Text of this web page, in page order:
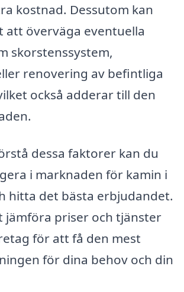
kostnad. Dessutom kan
att överväga eventuella
skorstenssystem,
renovering av befintliga
också adderar till den
dessa faktorer kan du
i marknaden för kamin i
hitta det bästa erbjudandet.
jämföra priser och tjänster
för att få den mest
för dina behov och din